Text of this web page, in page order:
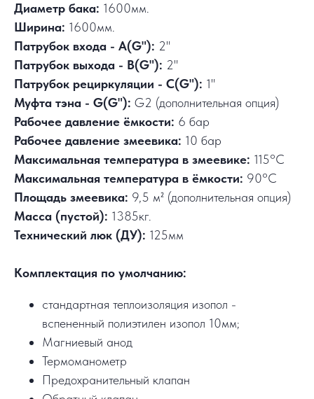
Диаметр бака: 1600мм.
Ширина: 1600мм.
Патрубок входа - А(G"): 2"
Патрубок выхода - В(G"): 2"
Патрубок рециркуляции - С(G"): 1"
Муфта тэна - G(G"): G2 (дополнительная опция)
Рабочее давление ёмкости: 6 бар
Рабочее давление змеевика: 10 бар
Максимальная температура в змеевике: 115°C
Максимальная температура в ёмкости: 90°C
Площадь змеевика: 9,5 м² (дополнительная опция)
Масса (пустой): 1385кг.
Технический люк (ДУ): 125мм
Комплектация по умолчанию:
стандартная теплоизоляция изопол -
вспененный полиэтилен изопол 10мм;
Магниевый анод
Термоманометр
Предохранительный клапан